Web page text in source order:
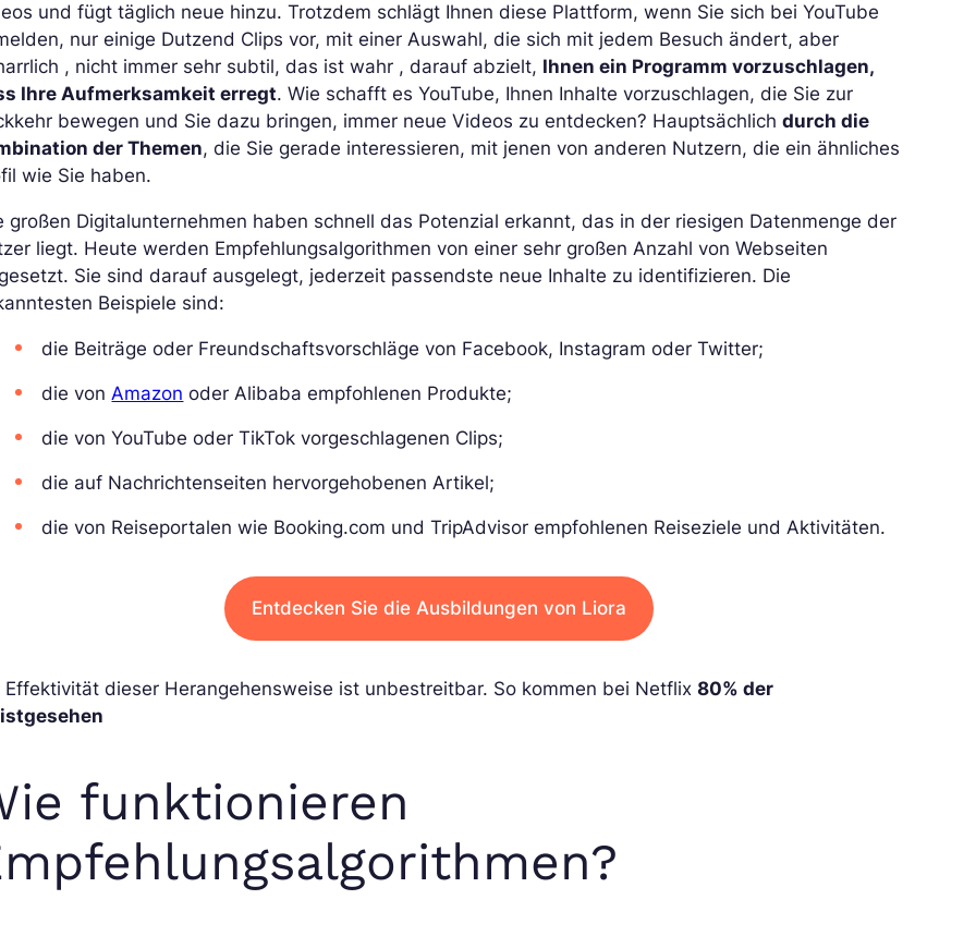
und fügt täglich neue hinzu. Trotzdem schlägt Ihnen diese Plattform, wenn Sie sich bei YouTube
nur einige Dutzend Clips vor, mit einer Auswahl, die sich mit jedem Besuch ändert, aber
, nicht immer sehr subtil, das ist wahr , darauf abzielt, Ihnen ein Programm vorzuschlagen,
Ihre Aufmerksamkeit erregt. Wie schafft es YouTube, Ihnen Inhalte vorzuschlagen, die Sie zur
bewegen und Sie dazu bringen, immer neue Videos zu entdecken? Hauptsächlichdurch die
der Themen, die Sie gerade interessieren, mit jenen von anderen Nutzern, die ein ähnliches
wie Sie haben.
großen Digitalunternehmen haben schnell das Potenzial erkannt, das in der riesigen Datenmenge der
liegt. Heute werden Empfehlungsalgorithmen von einer sehr großen Anzahl von Webseiten
Sie sind darauf ausgelegt, jederzeit passendste neue Inhalte zu identifizieren. Die
Beispiele sind:
die Beiträge oder Freundschaftsvorschläge von Facebook, Instagram oder Twitter;
die vonAmazon oder Alibaba empfohlenen Produkte;
die von YouTube oder TikTok vorgeschlagenen Clips;
die auf Nachrichtenseiten hervorgehobenen Artikel;
die von Reiseportalen wie Booking.com und TripAdvisor empfohlenen Reiseziele und Aktivitäten.
Entdecken Sie die Ausbildungen von Liora
Effektivität dieser Herangehensweise ist unbestreitbar. So kommen bei Netflix80% der
funktionieren